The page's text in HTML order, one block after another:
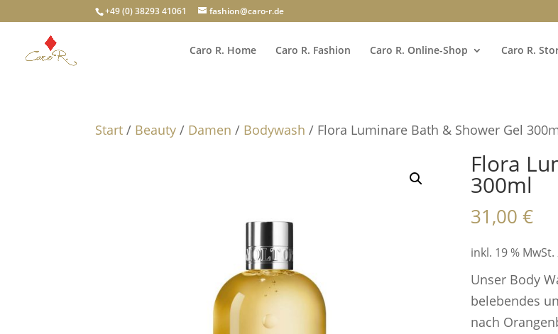
+49 (0) 38293 41061 fashion@caro-r.de
Caro R. Home Caro R. Fashion Caro R. Online-Shop Caro R.
Start / Beauty / Damen / Bodywash / Flora Luminare Bath & Shower Gel
Flora
300ml
31,00 €
inkl. 19 % MwSt.
Unser Body
belebendes
nach